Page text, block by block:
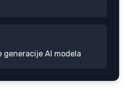
generacije AI modela